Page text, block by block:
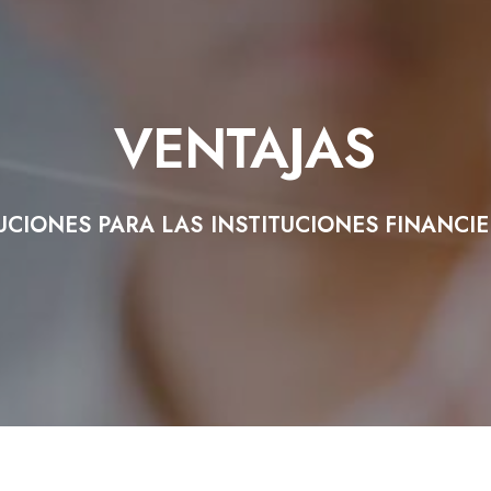
VENTAJAS
PARA LAS INSTITUCIONES